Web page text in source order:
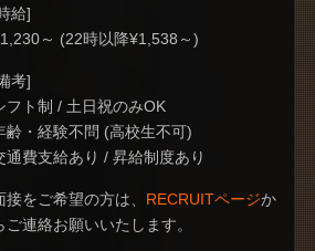
給]
～ (22時以降¥1,538～)
考]
フト制 / 土日祝のみOK
齢・経験不問 (高校生不可)
通費支給あり / 昇給制度あり
接をご希望の方は、 RECRUITページか
ご連絡お願いいたします。